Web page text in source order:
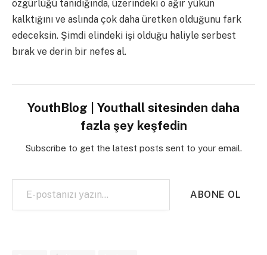
özgürlüğü tanıdığında, üzerindeki o ağır yükün
kalktığını ve aslında çok daha üretken olduğunu fark
edeceksin. Şimdi elindeki işi olduğu haliyle serbest
bırak ve derin bir nefes al.
YouthBlog | Youthall sitesinden daha
fazla şey keşfedin
Subscribe to get the latest posts sent to your email.
E-postanızı yazın…
ABONE OL